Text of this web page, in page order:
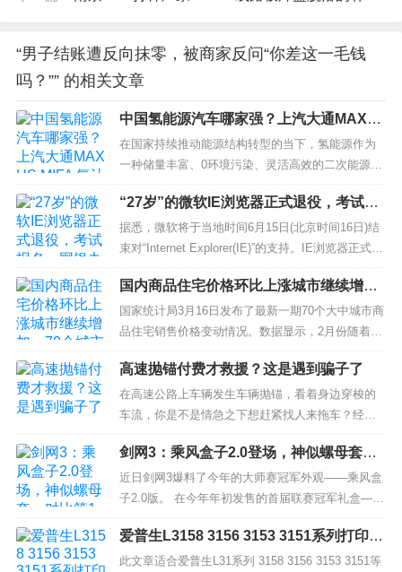
“男子结账遭反向抹零，被商家反问“你差这一毛钱
吗？”” 的相关文章
中国氢能源汽车哪家强？上汽大通MAXU
S MIFA 氢让环保更进一步
在国家持续推动能源结构转型的当下，氢能源作为
一种储量丰富、0环境污染、灵活高效的二次能源，
已经被广泛应用于建筑、工业等多个领域。与此同
时，以排放污染而为人所诟病的汽车行业也清晰地
认识到了氢能源的明朗前景，不少前沿自主品牌就
在近年来相继推出多款氢能源车型。那么中国氢能
源汽车哪款好呢?上汽大通...
“27岁”的微软IE浏览器正式退役，考试报
名、网银办理该咋办？
据悉，微软将于当地时间6月15日(北京时间16日)结
束对“Internet Explorer(IE)”的支持。IE浏览器正式退
役后，其功能将由Edge浏览器接棒。 Microsoft Edg
e浏览器5月16日通过其官方微博宣布，IE浏览器正
式退役后，其功能将由Edge浏览...
国内商品住宅价格环比上涨城市继续增
加，70个城市中55个上涨
国家统计局3月16日发布了最新一期70个大中城市商
品住宅销售价格变动情况。数据显示，2月份随着政
策效果逐步显现及住房需求进一步释放，国内各线
城市商品住宅销售价格环比总体上涨，一线城市商
品住宅销售价格同比上涨、二三线城市同比降幅收
窄。 国家统计局城市司首席统计师绳国庆表示，...
高速抛锚付费才救援？这是遇到骗子了
在高速公路上车辆发生车辆抛锚，看着身边穿梭的
车流，你是不是情急之下想赶紧找人来拖车？经常
通行高速的司乘都会第一时间拨打12122救援热线，
但也有司机因不了解政策，盲目在网上寻找救援服
务，结果遭遇了骗局。4月23日，杭金衢高速金华段
就发生一起这样的骗局。 当日中午12时49分左右，
浙...
剑网3：乘风盒子2.0登场，神似螺母套，
对比第1代傻傻分不清
近日剑网3爆料了今年的大师赛冠军外观——乘风盒
子2.0版。 在今年年初发售的首届联赛冠军礼盒——
乘风盒子1.0，相信大家还有印象。既然同为乘风俱
乐部选手和官方共同设计的外观，这两款盒子究竟
哪个更为出色呢？下面，公孙小娘就带着大家一起
爱普生L3158 3156 3153 3151系列打印机
重新设置wifi密码的步骤
此文章适合爱普生L31系列 3158 3156 3153 3151等